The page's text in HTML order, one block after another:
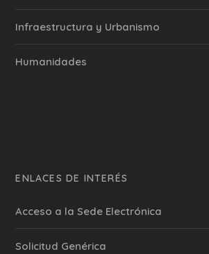
Infraestructura y Urbanismo
Humanidades
ENLACES DE INTERÉS
Acceso a la Sede Electrónica
Solicitud Genérica